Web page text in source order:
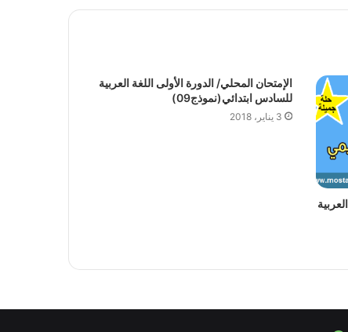
الإمتحان المحلي/ الدورة الأولى اللغة العربية
للسادس ابتدائي(نموذج09)
3 يناير، 2018